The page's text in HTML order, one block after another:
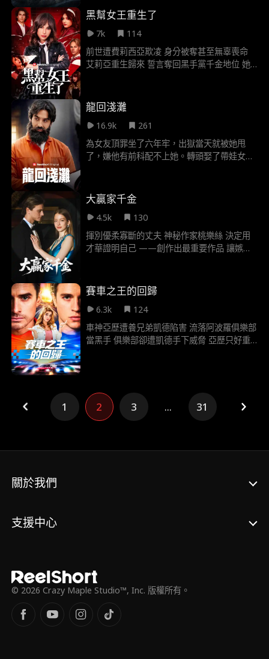
神界受審的她，在命運的漩渦中，逐步揭開自
己隱藏的血脈、體內蟄伏的力量，以及凱羅斯
血腥過往背後，那段令人心碎的真相。兩人必
須在重重危機中直面創傷、相抗相生，最終接
受那早已將彼此緊緊纏繞的永恆命運。
黑幫女王重生了
7k
114
前世遭費莉西亞欺凌 身分被奪甚至無辜喪命
艾莉亞重生歸來 誓言奪回黑手黨千金地位 她
是真正黑手黨千金
龍回淺灘
16.9k
261
為女友頂罪坐了六年牢，出獄當天就被她甩
了，嫌他有前科配不上她。轉頭娶了帶娃女總
帝王Z先生。
大贏家千金
4.5k
130
揮別優柔寡斷的丈夫 神秘作家桃樂絲 決定用
才華證明自己 ——創作出最重要作品 讓嫉妒
賽車之王的回歸
6.3k
124
車神亞歷遭養兄弟凱德陷害 流落阿波羅俱樂部
當黑手 俱樂部卻遭凱德手下威脅 亞歷只好重
1 2 3 ... 31
關於我們
支援中心
© 2026 Crazy Maple Studio™, Inc. 版權所有。